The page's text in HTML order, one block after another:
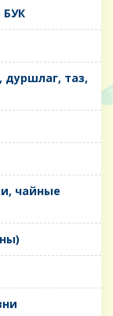
таз,
чайные